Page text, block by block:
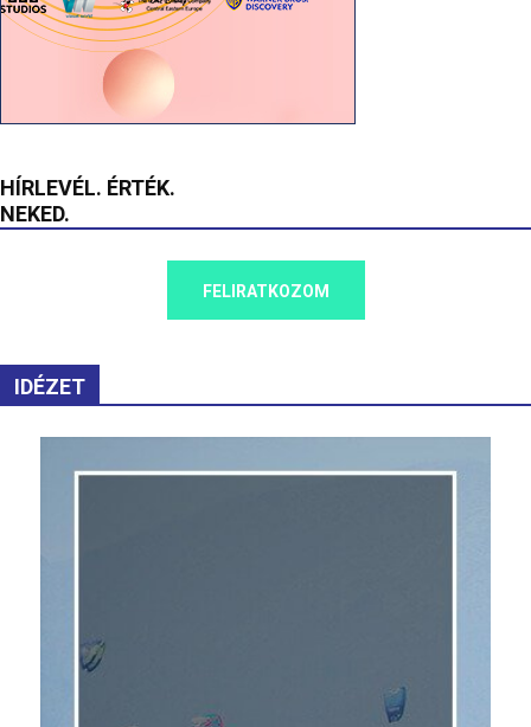
HÍRLEVÉL. ÉRTÉK.
NEKED.
FELIRATKOZOM
IDÉZET